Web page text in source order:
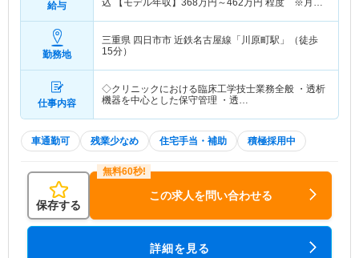
給与 込 【モデル年収】 368万円～462 万円 程度 ※月収
勤務地
三重県 四日市市 近鉄名古屋線「川原町駅」（徒歩
15分）
仕事内容
◇クリニックにおける臨床工学技士業務全般 ・透析
機器を中心とした保守管理 ・透…
車通勤可 残業少なめ 住宅手当・補助 積極採用中
保存する
この求人を問い合わせる
詳細を見る